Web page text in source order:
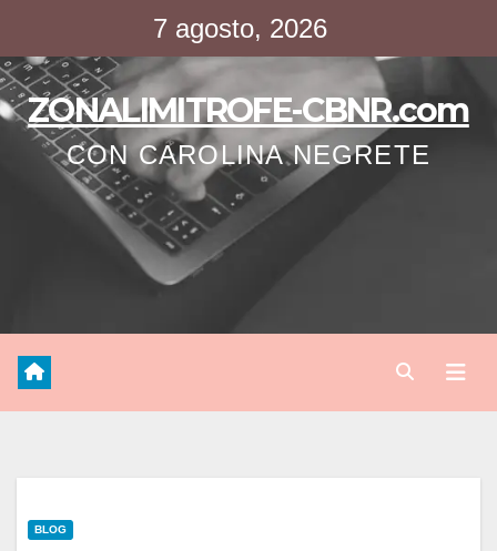
contenido
7 agosto, 2026
ZONALIMITROFE-CBNR.com
CON CAROLINA NEGRETE
BLOG